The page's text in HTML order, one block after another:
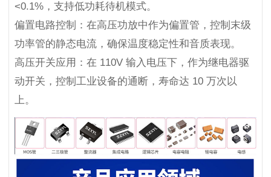
<0.1%，支持低功耗待机模式。
偏置电路控制：在高压功放中作为偏置管，控制末级
功率管的静态电流，确保温度稳定性和音质表现。
高压开关应用：在 110V 输入电压下，作为继电器驱
动开关，控制工业设备的通断，寿命达 10 万次以
上。